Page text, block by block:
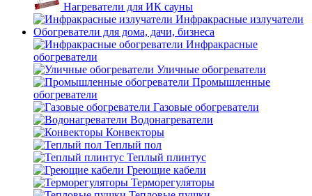
Нагреватели для ИК сауны
Инфракрасные излучатели
Обогреватели для дома, дачи, бизнеса
Инфракрасные
обогреватели
Уличные обогреватели
Промышленные
обогреватели
Газовые обогреватели
Водонагреватели
Конвекторы
Теплый пол
Теплый плинтус
Греющие кабели
Терморегуляторы